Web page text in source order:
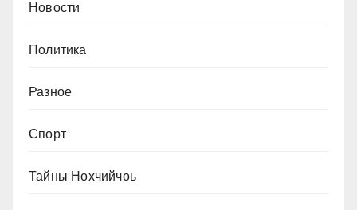
Новости
Политика
Разное
Спорт
Тайны Нохчийчоь